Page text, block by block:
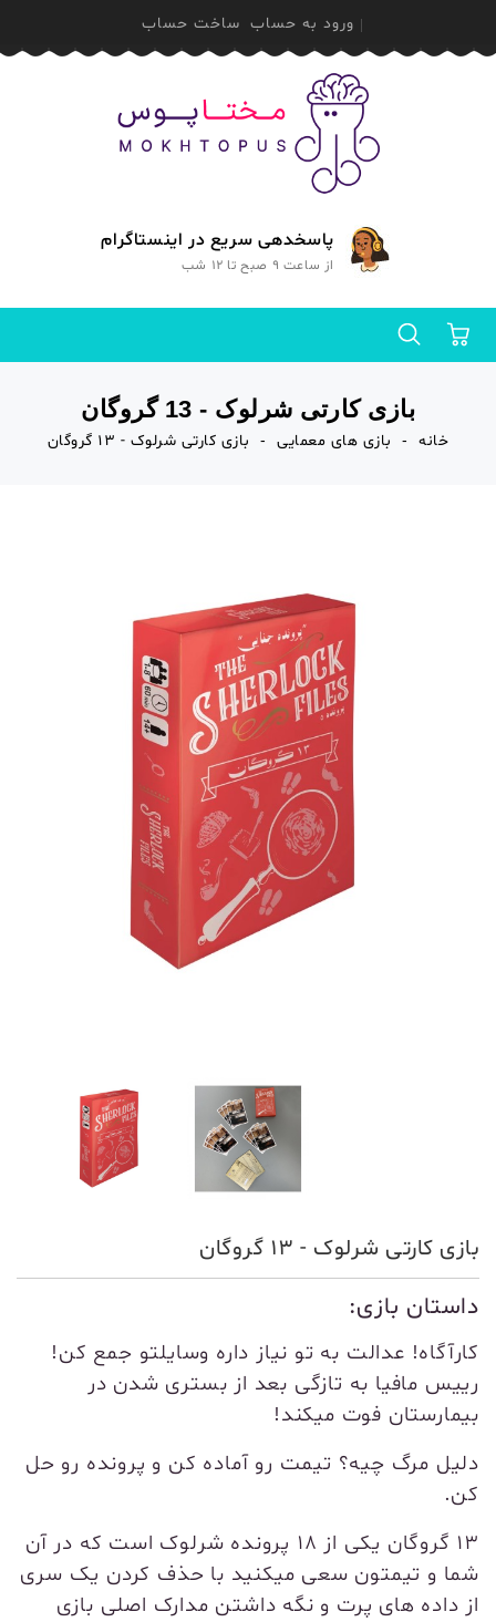
ورود به حساب ساخت حساب
پاسخدهی سریع در اینستاگرام
از ساعت 9 صبح تا 12 شب
بازی کارتی شرلوک - 13 گروگان
خانه بازی های معمایی بازی کارتی شرلوک - 13 گروگان
بازی کارتی شرلوک - 13 گروگان
داستان بازی:
کارآگاه! عدالت به تو نیاز داره وسایلتو جمع کن!
رییس مافیا به تازگی بعد از بستری شدن در
بیمارستان فوت میکند!
دلیل مرگ چیه؟ تیمت رو آماده کن و پرونده رو حل
کن.
13 گروگان یکی از 18 پرونده شرلوک است که در آن
شما و تیمتون سعی میکنید با حذف کردن یک سری
از داده های پرت و نگه داشتن مدارک اصلی بازی